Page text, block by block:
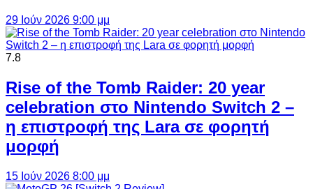
29 Ιούν 2026 9:00 μμ
7.8
Rise of the Tomb Raider: 20 year
celebration στο Nintendo Switch 2 –
η επιστροφή της Lara σε φορητή
μορφή
15 Ιούν 2026 8:00 μμ